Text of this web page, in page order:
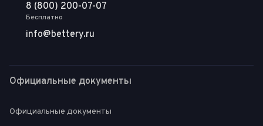
8 (800) 200-07-07
Бесплатно
info@bettery.ru
Официальные документы
Официальные документы